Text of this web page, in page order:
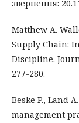
звернення:
Matthew A.
Supply Chain:
Discipline.
277-280.
Beske P., Land
management